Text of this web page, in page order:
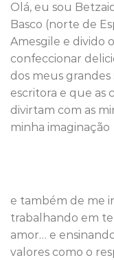
Olá, eu sou
Basco (norte de
Amesgile e divido
confeccionar
dos meus
escritora e que as
divirtam com as
minha imaginação
e também de me
trabalhando em
amor… e
valores como o